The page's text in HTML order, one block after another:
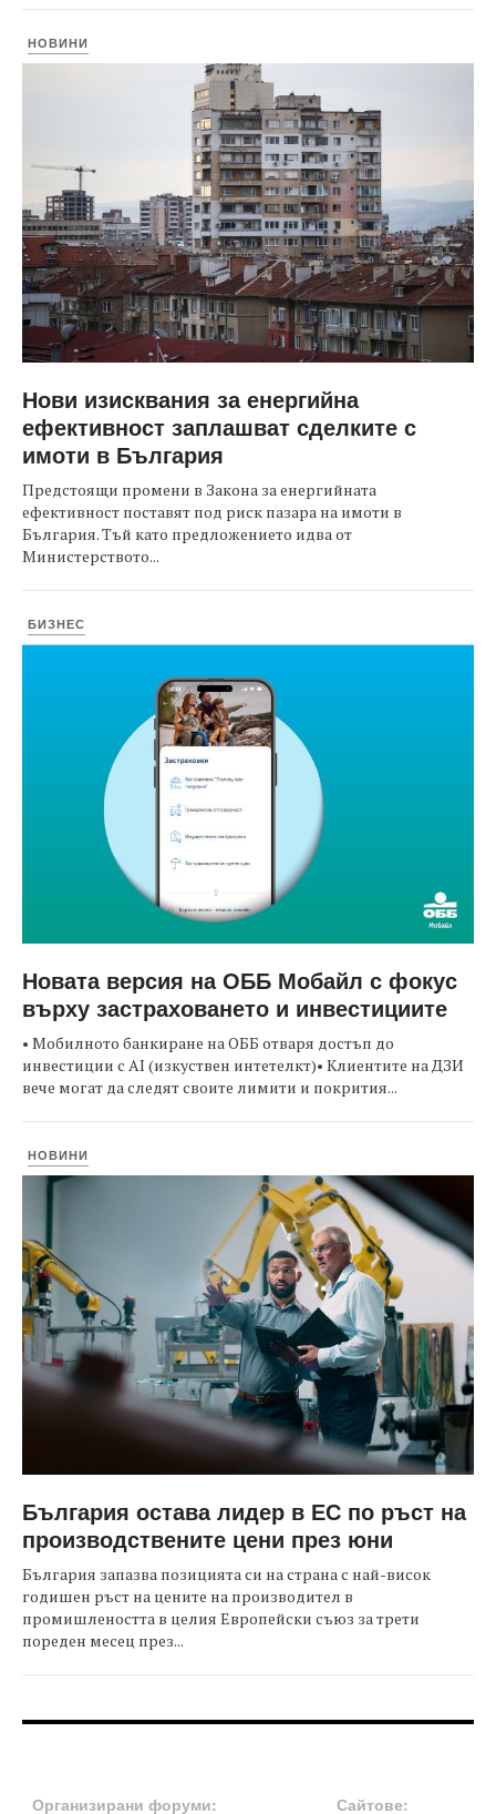
НОВИНИ
Нови изисквания за енергийна
ефективност заплашват сделките с
имоти в България
Предстоящи промени в Закона за енергийната
ефективност поставят под риск пазара на имоти в
България. Тъй като предложението идва от
Министерството...
БИЗНЕС
Новата версия на ОББ Мобайл с фокус
върху застраховането и инвестициите
• Мобилното банкиране на ОББ отваря достъп до
инвестиции с AI (изкуствен интетелкт)• Клиентите на ДЗИ
вече могат да следят своите лимити и покрития...
НОВИНИ
България остава лидер в ЕС по ръст на
производствените цени през юни
България запазва позицията си на страна с най-висок
годишен ръст на цените на производител в
промишлеността в целия Европейски съюз за трети
пореден месец през...
Организирани форуми: Сайтове: